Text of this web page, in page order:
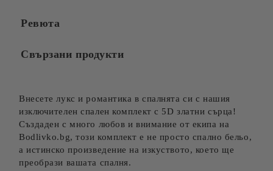
Ние ще се свържем с вас в рамките на работния ден.
Ревюта
Свързани продукти
Внесете лукс и романтика в спалнята си с нашия
изключителен спален комплект с 5D златни сърца!
Създаден с много любов и внимание от екипа на
Bodlivko.bg, този комплект е не просто спално бельо,
а истинско произведение на изкуството, което ще
преобрази вашата спалня.